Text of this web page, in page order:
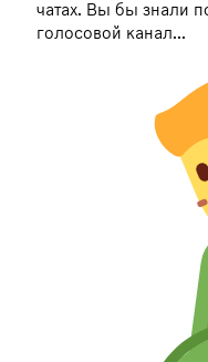
чатах. Вы бы знали
голосовой канал...